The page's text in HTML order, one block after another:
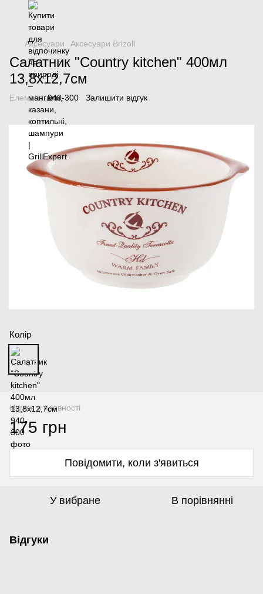
Аксесуари Аксесуари Brizoll
Салатник "Country kitchen" 400мл
13,8x12,7см
Елемент:940-300 Залишити відгук
Колір
Немає в наявності
175 грн
Повідомити, коли з'явиться
У вибране В порівнянні
Відгуки